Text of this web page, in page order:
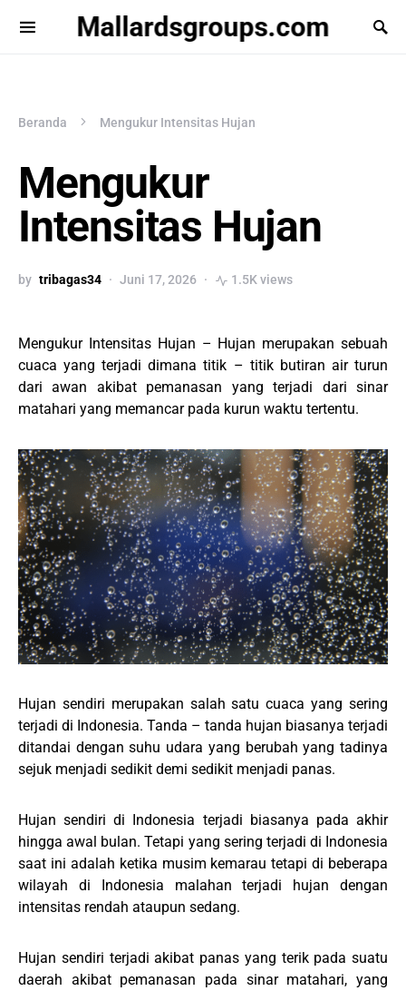
Mallardsgroups.com
Beranda Mengukur Intensitas Hujan
Mengukur
Intensitas Hujan
by tribagas34 Juni 17, 2026 1.5K views
Mengukur Intensitas Hujan – Hujan merupakan sebuah
cuaca yang terjadi dimana titik – titik butiran air turun
dari awan akibat pemanasan yang terjadi dari sinar
matahari yang memancar pada kurun waktu tertentu.
Hujan sendiri merupakan salah satu cuaca yang sering
terjadi di Indonesia. Tanda – tanda hujan biasanya terjadi
ditandai dengan suhu udara yang berubah yang tadinya
sejuk menjadi sedikit demi sedikit menjadi panas.
Hujan sendiri di Indonesia terjadi biasanya pada akhir
hingga awal bulan. Tetapi yang sering terjadi di Indonesia
saat ini adalah ketika musim kemarau tetapi di beberapa
wilayah di Indonesia malahan terjadi hujan dengan
intensitas rendah ataupun sedang.
Hujan sendiri terjadi akibat panas yang terik pada suatu
daerah akibat pemanasan pada sinar matahari, yang